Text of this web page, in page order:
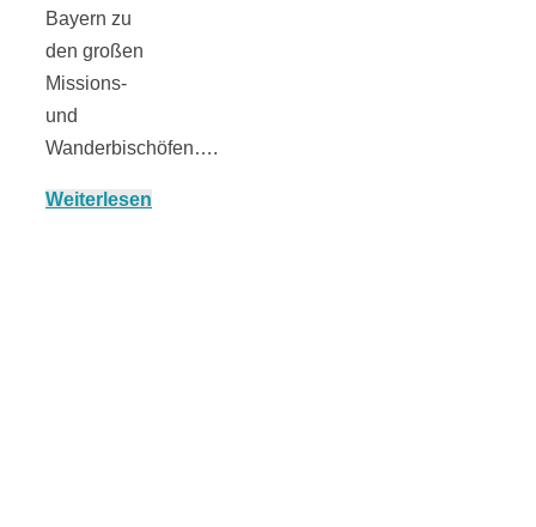
Bayern zu
den großen
Missions-
und
Wanderbischöfen….
Weiterlesen